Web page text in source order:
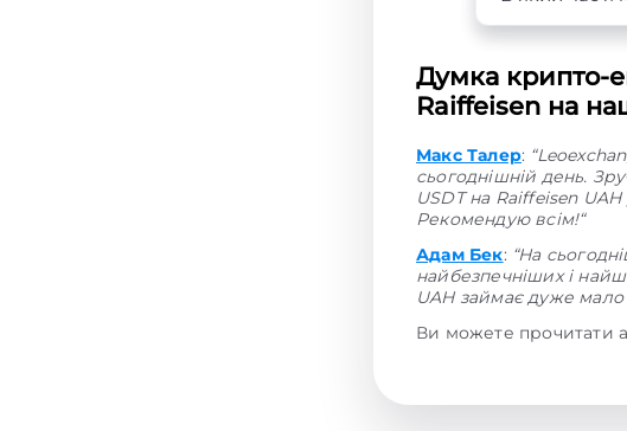
Думка крипто-
Raiffeisen на
Макс Талер:
сьогоднішній день.
USDT на Raiffeisen
Рекомендую всім!“
Адам Бек: “На
найбезпечніших і
UAH займає дуже мало
Ви можете прочитати